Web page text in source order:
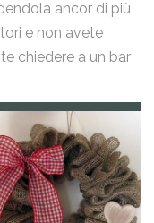
ancor di più
e non avete
chiedere a un bar